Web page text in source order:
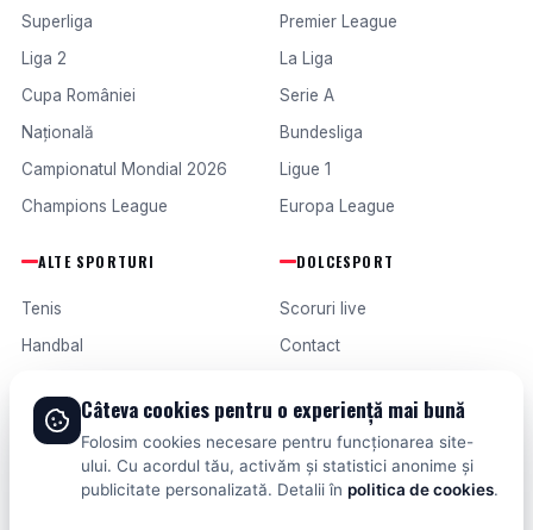
Superliga
Liga 2
Cupa României
Națională
Campionatul Mondial 2026
Champions League
Premier League
La Liga
Serie A
Bundesliga
Ligue 1
Europa League
ALTE SPORTURI
Tenis
Handbal
Formula 1
Fotbal intern
Fotbal extern
DOLCESPORT
Scoruri live
Contact
Termeni și condiții
Câteva cookies pentru o experiență mai bună
Folosim cookies necesare pentru funcționarea site-
ului. Cu acordul tău, activăm și statistici anonime și
publicitate personalizată. Detalii în politica de cookies.